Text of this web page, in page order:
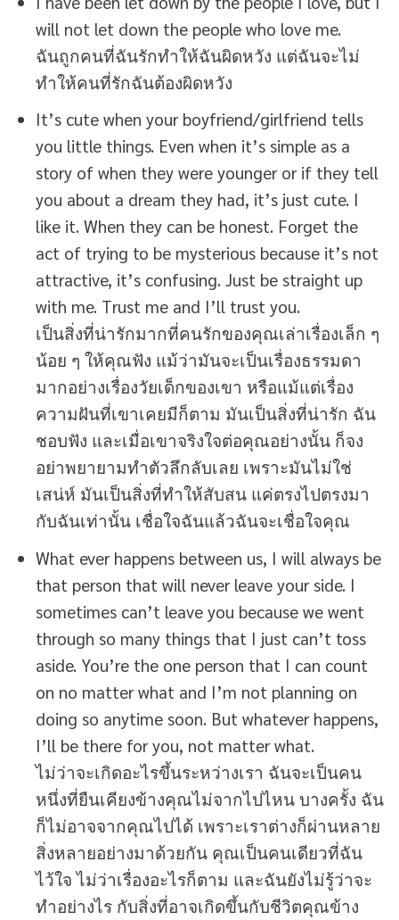
will not let down the people who love me.
ฉันถูกคนที่ฉันรักทำให้ฉันผิดหวัง แต่ฉันจะไม่
ทำให้คนที่รักฉันต้องผิดหวัง
It’s cute when your boyfriend/girlfriend tells
you little things. Even when it’s simple as a
story of when they were younger or if they tell
you about a dream they had, it’s just cute. I
like it. When they can be honest. Forget the
act of trying to be mysterious because it’s not
attractive, it’s confusing. Just be straight up
with me. Trust me and I’ll trust you.
เป็นสิ่งที่น่ารักมากที่คนรักของคุณเล่าเรื่องเล็ก ๆ
น้อย ๆ ให้คุณฟัง แม้ว่ามันจะเป็นเรื่องธรรมดา
มากอย่างเรื่องวัยเด็กของเขา หรือแม้แต่เรื่อง
ความฝันที่เขาเคยมีก็ตาม มันเป็นสิ่งที่น่ารัก ฉัน
ชอบฟัง และเมื่อเขาจริงใจต่อคุณอย่างนั้น ก็จง
อย่าพยายามทำตัวลึกลับเลย เพราะมันไม่ใช่
เสน่ห์ มันเป็นสิ่งที่ทำให้สับสน แค่ตรงไปตรงมา
กับฉันเท่านั้น เชื่อใจฉันแล้วฉันจะเชื่อใจคุณ
What ever happens between us, I will always be
that person that will never leave your side. I
sometimes can’t leave you because we went
through so many things that I just can’t toss
aside. You’re the one person that I can count
on no matter what and I’m not planning on
doing so anytime soon. But whatever happens,
I’ll be there for you, not matter what.
ไม่ว่าจะเกิดอะไรขึ้นระหว่างเรา ฉันจะเป็นคน
หนึ่งที่ยืนเคียงข้างคุณไม่จากไปไหน บางครั้ง ฉัน
ก็ไม่อาจจากคุณไปได้ เพราะเราต่างก็ผ่านหลาย
สิ่งหลายอย่างมาด้วยกัน คุณเป็นคนเดียวที่ฉัน
ไว้ใจ ไม่ว่าเรื่องอะไรก็ตาม และฉันยังไม่รู้ว่าจะ
ทำอย่างไร กับสิ่งที่อาจเกิดขึ้นกับชีวิตคุณข้าง